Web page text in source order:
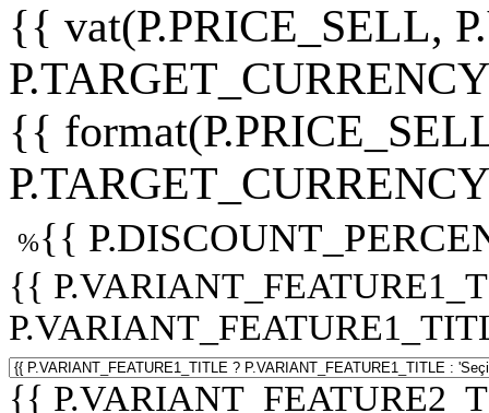
{{ vat(P.PRICE_SELL,
{{
%{{
{{
{{